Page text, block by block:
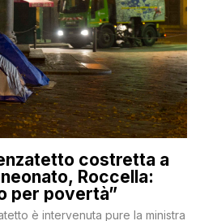
costretta a
Roccella:
per povertà”
è intervenuta pure la ministra